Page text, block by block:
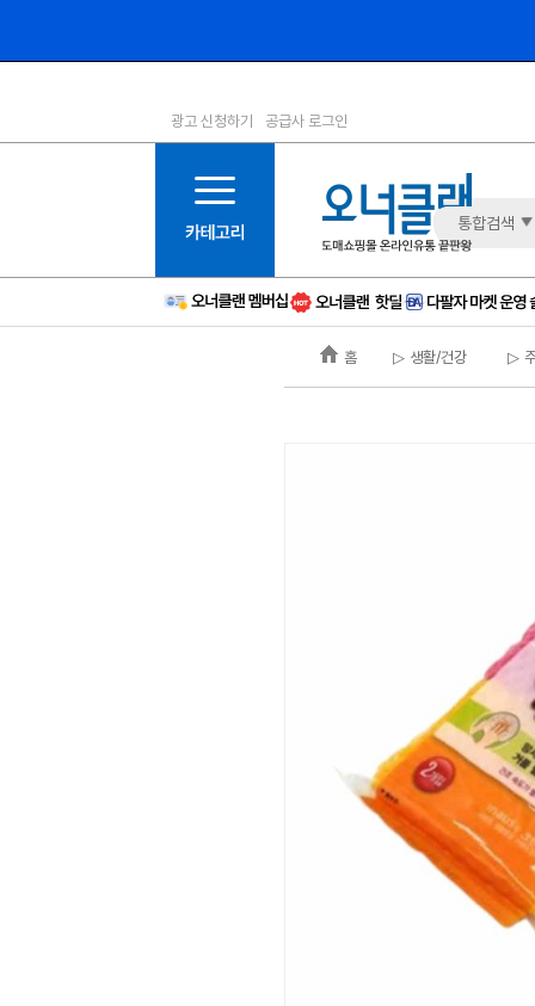
1등급
6등급
11등급
12등급
15등급
16등급
광고 신청하기 공급사 로그인
통합검색
홈 ▷ 생활/건강 ▷